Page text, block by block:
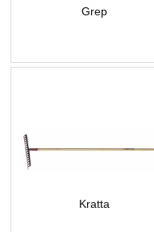
Grep
Kratta